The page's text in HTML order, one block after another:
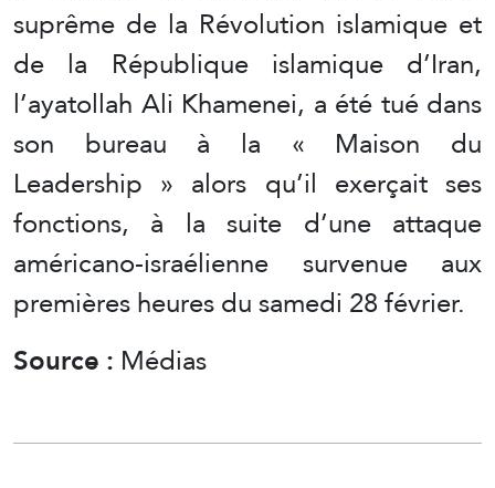
suprême de la Révolution islamique et
de la République islamique d’Iran,
l’ayatollah Ali Khamenei, a été tué dans
son bureau à la « Maison du
Leadership » alors qu’il exerçait ses
fonctions, à la suite d’une attaque
américano-israélienne survenue aux
premières heures du samedi 28 février.
Source : Médias